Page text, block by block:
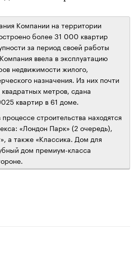
Компании на территории
более 31 000 квартир
за период своей работы
ввела в эксплуатацию
недвижимости жилого,
назначения. Из них почти
метров, сдана
квартир в 61 доме.
строительства находятся
«Лондон Парк» (2 очередь),
а также «Классика. Дом для
дом премиум-класса